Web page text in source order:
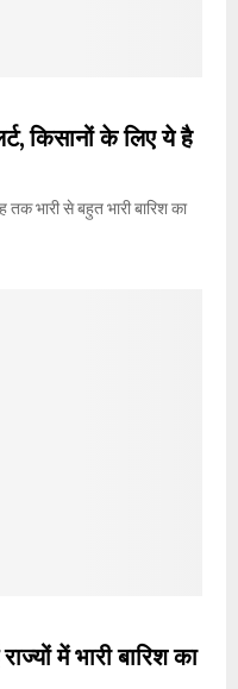
किसानों के लिए ये है
भारी से बहुत भारी बारिश का
में भारी बारिश का